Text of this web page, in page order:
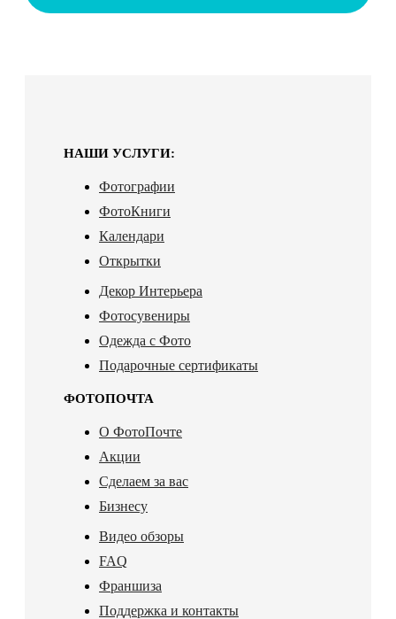
НАШИ УСЛУГИ:
Фотографии
ФотоКниги
Календари
Открытки
Декор Интерьера
Фотосувениры
Одежда с Фото
Подарочные сертификаты
ФОТОПОЧТА
О ФотоПочте
Акции
Сделаем за вас
Бизнесу
Видео обзоры
FAQ
Франшиза
Поддержка и контакты